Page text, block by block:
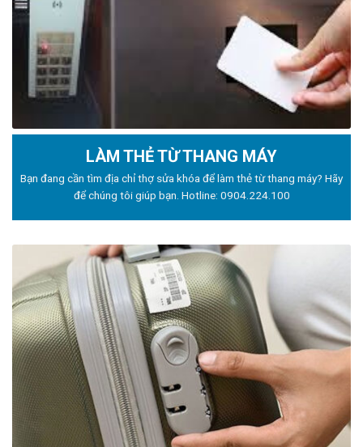
LÀM THẺ TỪ THANG MÁY
Bạn đang cần tìm địa chỉ thợ sửa khóa để làm thẻ từ thang máy? Hãy
để chúng tôi giúp bạn. Hotline: 0904.224.100